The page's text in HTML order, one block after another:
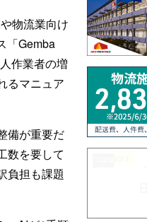
物流業向け
「Gemba
作業者の増
るマニュア
備が重要だ
数を要して
負担も課題